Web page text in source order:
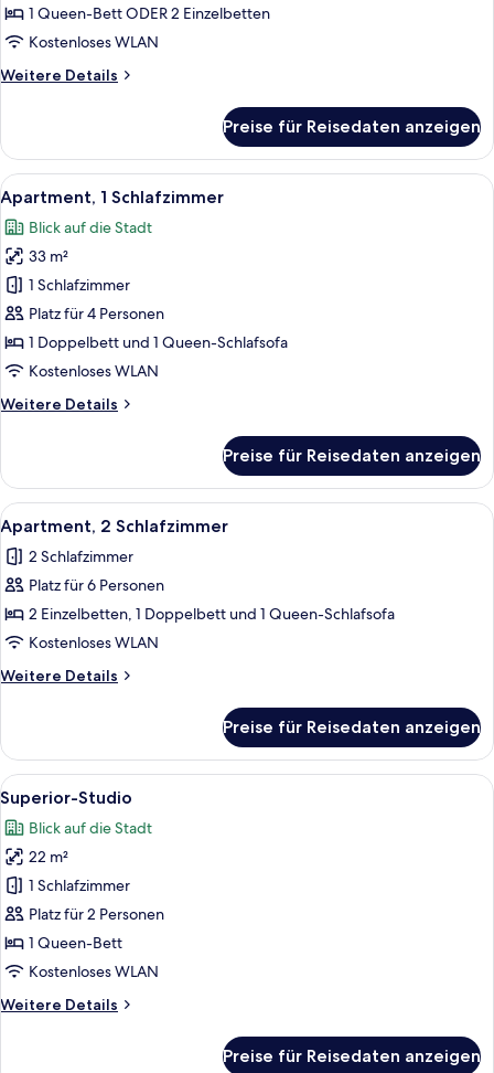
1 Queen-Bett ODER 2 Einzelbetten
Kostenloses WLAN
Weitere Details
Weitere
Preise für Reisedaten anzeigen
Alle
Fotos
für
Apartment,
Schlafzimmer
anzeigen
Ein modernes Hotelzimmer mit
5
Apartment, 1 Schlafzimmer
Blick auf die Stadt
33 m²
1 Schlafzimmer
Platz für 4 Personen
1 Doppelbett und 1 Queen-Schlafsofa
Kostenloses WLAN
Weitere Details
Weitere
1
Schlafzimmer
Preise für Reisedaten anzeigen
Alle
Fotos
für
Apartment,
2 Schlafzimmer
anzeigen
Ein modernes Wohnzimmer mit
7
Apartment, 2 Schlafzimmer
2 Schlafzimmer
Platz für 6 Personen
2 Einzelbetten, 1 Doppelbett und 1 Queen-Schlafsofa
Kostenloses WLAN
Weitere Details
Weitere
2 Schlafzimmer
Preise für Reisedaten anzeigen
Alle
Fotos
für
Superior-
Studio
anzeigen
Ein modernes Hotelzimmer mit
4
Superior-Studio
Blick auf die Stadt
22 m²
1 Schlafzimmer
Platz für 2 Personen
1 Queen-Bett
Kostenloses WLAN
Weitere Details
Weitere
Preise für Reisedaten anzeigen